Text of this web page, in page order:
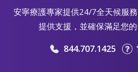
安寧療護專家提供24/7全天候服務
提供支援，並確保滿足您的
844.707.1425